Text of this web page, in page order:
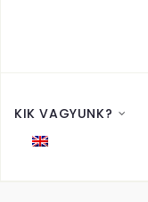
KIK VAGYUNK?